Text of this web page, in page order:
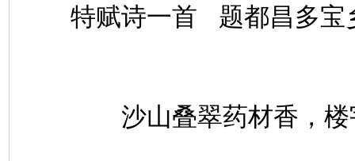
特赋诗一首 题都昌多宝
沙山叠翠药材香，楼宇